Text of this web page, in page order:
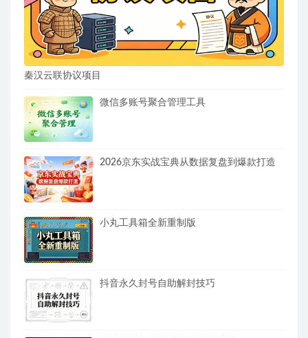
秦汉云联协议项目
微信多账号聚合管理工具
2026京东实战宝典从数据复盘到爆款打造
小丸工具箱全新重制版
抖音永久封号自助解封技巧